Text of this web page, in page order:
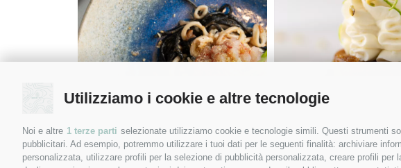
Utilizziamo i cookie e altre tecnologie
Noi e altre 1 terze parti selezionate utilizziamo cookie e tecnologie simili. Questi strumenti
pubblicitari. Ad esempio, potremmo utilizzare i tuoi dati per le seguenti finalità: archiviare
personalizzata, utilizzare profili per la selezione di pubblicità personalizzata, creare profili